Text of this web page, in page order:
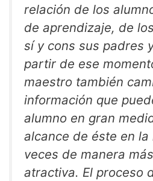
relación de los
de aprendizaje, de
sí y cons sus padres
partir de ese
maestro también
información que
alumno en gran medida está al
alcance de éste en
veces de manera
atractiva. El proceso